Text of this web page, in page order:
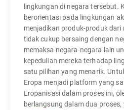
lingkungan di negara tersebut.
berorientasi pada lingkungan
menjadikan produk-produk
tidak cukup bersaing dengan
memaksa negara-negara lain
kepedulian mereka terhadap
satu pilihan yang menarik.
Eropa menjadi platform yang
Eropanisasi dalam proses ini,
berlangsung dalam dua proses,